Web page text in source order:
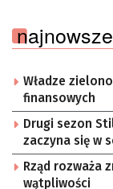
Władze
finansowych
Drugi sezon
zaczyna się w
Rząd rozważa
wątpliwości